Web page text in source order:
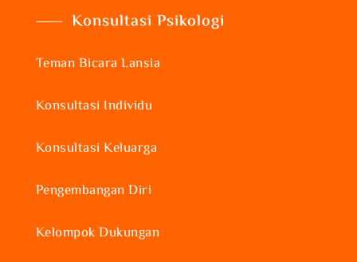
Konsultasi Psikologi
Teman Bicara Lansia
Konsultasi Individu
Konsultasi Keluarga
Pengembangan Diri
Kelompok Dukungan